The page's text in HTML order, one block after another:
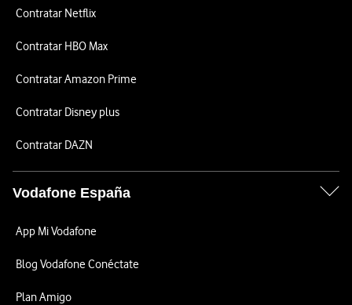
Contratar Netflix
Contratar HBO Max
Contratar Amazon Prime
Contratar Disney plus
Contratar DAZN
Vodafone España
App Mi Vodafone
Blog Vodafone Conéctate
Plan Amigo